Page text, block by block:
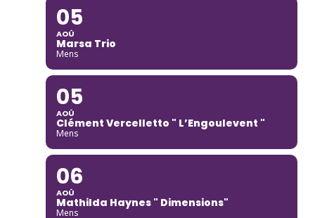
05
AOÛ
Marsa Trio
Mens
05
AOÛ
Clément Vercelletto " L’Engoulevent "
Mens
06
AOÛ
Mathilda Haynes " Dimensions"
Mens